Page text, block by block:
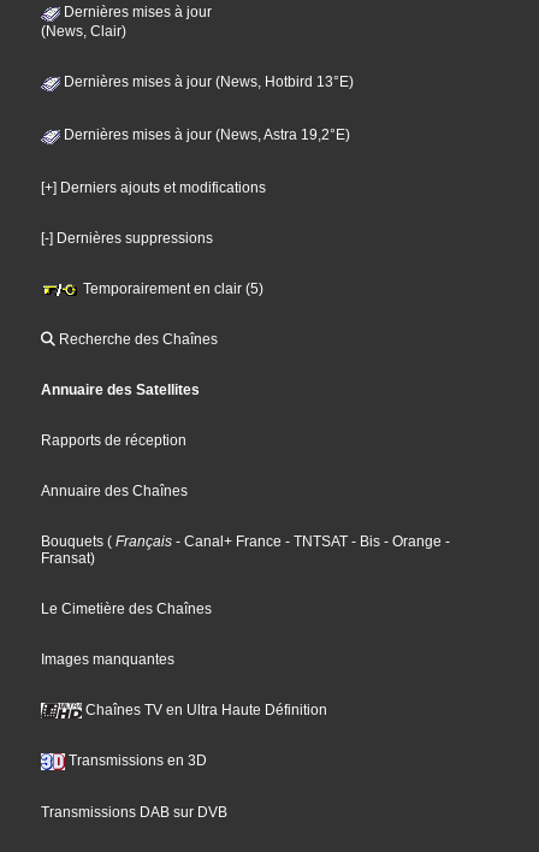
Dernières mises à jour
(News, Clair)
Dernières mises à jour (News, Hotbird 13°E)
Dernières mises à jour (News, Astra 19,2°E)
[+] Derniers ajouts et modifications
[-] Dernières suppressions
Temporairement en clair (5)
Recherche des Chaînes
Annuaire des Satellites
Rapports de réception
Annuaire des Chaînes
Bouquets ( Français - Canal+ France - TNTSAT - Bis - Orange -
Fransat)
Le Cimetière des Chaînes
Images manquantes
Chaînes TV en Ultra Haute Définition
Transmissions en 3D
Transmissions DAB sur DVB